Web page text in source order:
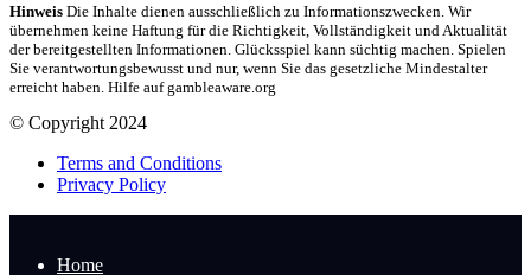
Hinweis Die Inhalte dienen ausschließlich zu Informationszwecken. Wir
übernehmen keine Haftung für die Richtigkeit, Vollständigkeit und Aktualität
der bereitgestellten Informationen. Glücksspiel kann süchtig machen. Spielen
Sie verantwortungsbewusst und nur, wenn Sie das gesetzliche Mindestalter
erreicht haben. Hilfe auf gambleaware.org
© Copyright 2024
Terms and Conditions
Privacy Policy
Home